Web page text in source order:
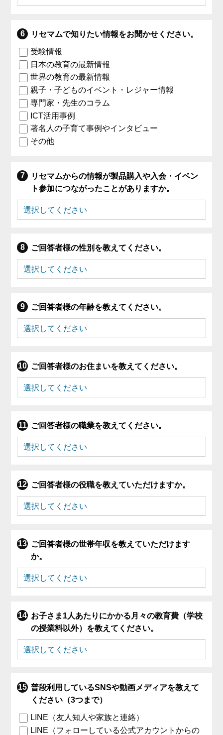
リセマムで知りたい情報をお聞かせください。
受験情報
日本の教育の最新情報
世界の教育の最新情報
親子・子どものイベント・レジャー情報
専門家・先生のコラム
ICT活用事例
著名人の子育て事例やインタビュー
その他
リセマムからの情報が製品購入や入会・イベン
ト参加につながったことがありますか。
ご回答者様の性別を教えてください。
ご回答者様の年齢を教えてください。
ご回答者様のお住まいを教えてください。
ご回答者様の職業を教えてください。
ご回答者様の役職を教えていただけますか。
ご回答者様の世帯年収を教えていただけます
か。
お子さま1人あたりにかかる月々の教育費（学校
の授業料以外）を教えてください。
普段利用しているSNSや動画メディアを教えて
ください（3つまで）
LINE（友人知人や家族と連絡）
LINE（フォローしている公式アカウントからの